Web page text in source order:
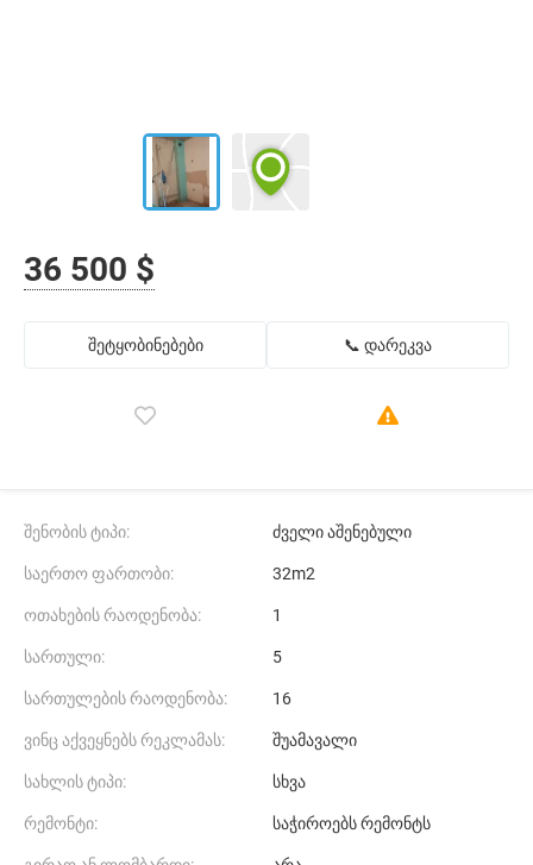
36 500 $
შეტყობინებები 📞 დარეკვა
შენობის ტიპი: ძველი აშენებული
საერთო ფართობი: 32m2
ოთახების რაოდენობა: 1
სართული: 5
სართულების რაოდენობა: 16
ვინც აქვეყნებს რეკლამას: შუამავალი
სახლის ტიპი: სხვა
რემონტი: საჭიროებს რემონტს